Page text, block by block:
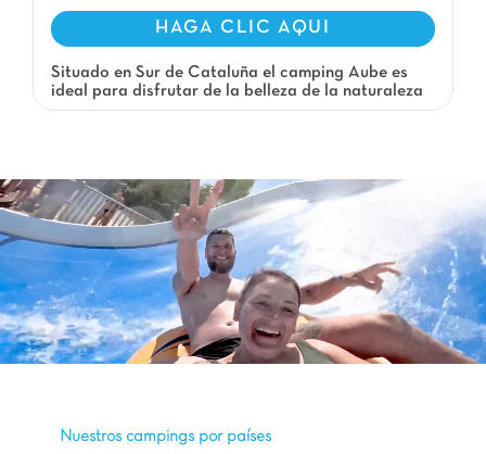
HAGA CLIC AQUI
Situado en Sur de Cataluña el camping Aube es
ideal para disfrutar de la belleza de la naturaleza
Nuestros campings por países